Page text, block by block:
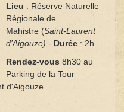
Lieu : Réserve Naturelle
Régionale de
Mahistre (Saint-Laurent
d’Aigouze) - Durée : 2h
Rendez-vous 8h30 au
Parking de la Tour
d'Aigouze